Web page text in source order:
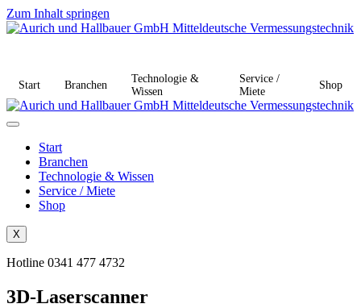
Zum Inhalt springen
Start Branchen
Technologie &
Wissen
Service /
Miete
Shop
Start
Branchen
Technologie & Wissen
Service / Miete
Shop
X
Hotline 0341 477 4732
3D-Laserscanner